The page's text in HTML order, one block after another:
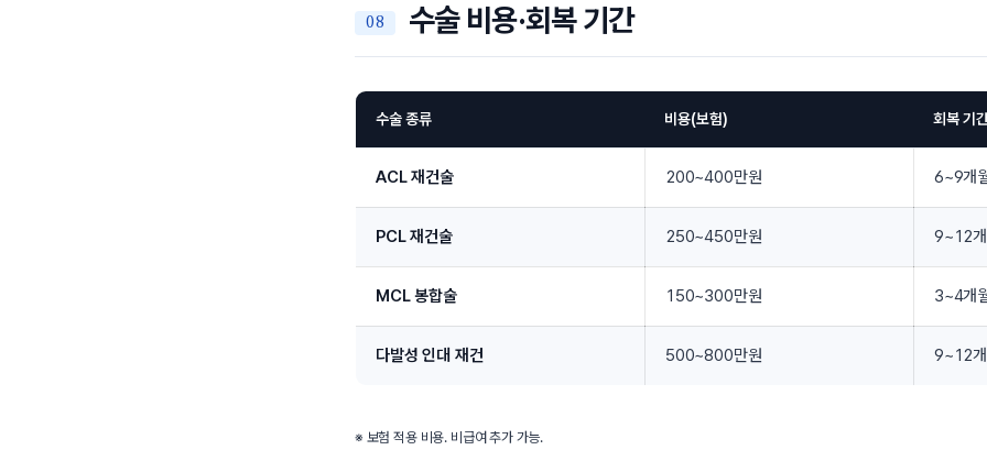
수술 비용·회복 기간
수술 종류 비용(보험) 회복 기
ACL 재건술 200~400만원 6~9개
PCL 재건술 250~450만원 9~12
MCL 봉합술 150~300만원 3~4개
다발성 인대 재건 500~800만원 9~12
※ 보험 적용 비용. 비급여 추가 가능.